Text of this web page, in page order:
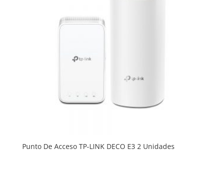
Punto De Acceso TP-LINK DECO E3 2 Unidades